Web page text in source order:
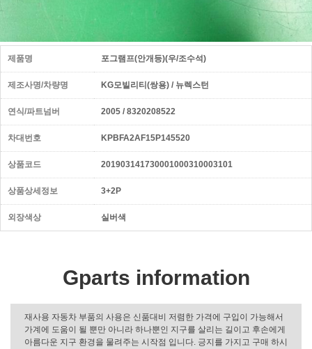
제품명 포그램프(안개등)(우/조수석)
제조사명/차량명 KG모빌리티(쌍용) / 뉴렉스턴
연식/파트넘버 2005 / 8320208522
차대번호 KPBFA2AF15P145520
상품코드 201903141730001000310003101
상품상세정보 3+2P
외장색상 실버색
Gparts information
재사용 자동차 부품의 사용은 신품대비 저렴한 가격에 구입이 가능해서
가계에 도움이 될 뿐만 아니라 하나뿐인 지구를 살리는 길이고 후손에게
아름다운 지구 환경을 물려주는 시작점 입니다. 긍지를 가지고 구매 하시